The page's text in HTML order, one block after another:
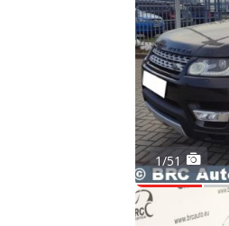
1/51